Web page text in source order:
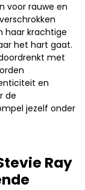
voor rauwe en
haar krachtige
het hart gaat.
met
en
de
jezelf onder
Ray